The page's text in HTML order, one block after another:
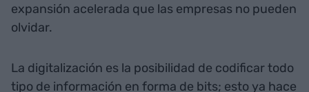
expansión acelerada que las empresas no pueden
olvidar.
La digitalización es la posibilidad de codificar todo
tipo de información en forma de bits; esto ya hace